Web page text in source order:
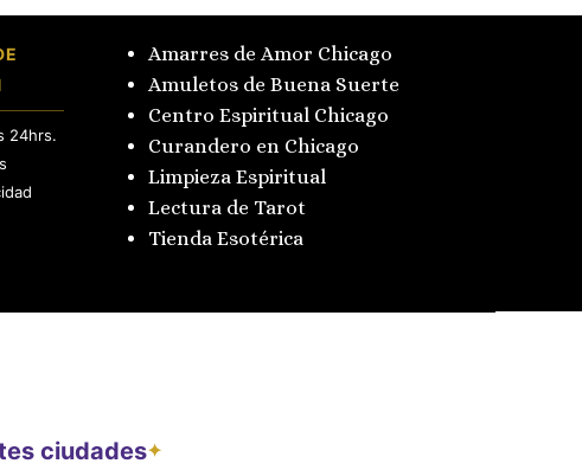
24hrs.
Amarres de Amor Chicago
Amuletos de Buena Suerte
Centro Espiritual Chicago
Curandero en Chicago
Limpieza Espiritual
Lectura de Tarot
Tienda Esotérica
ciudades✦